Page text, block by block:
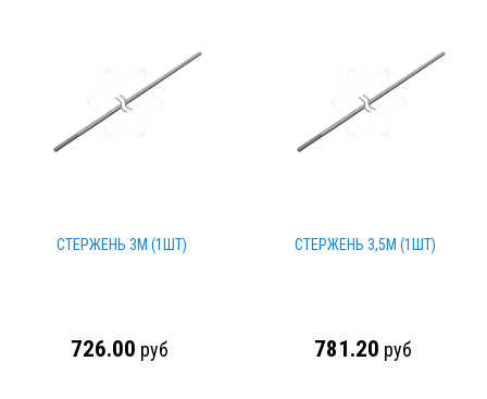
СТЕРЖЕНЬ 3М (1ШТ)
726.00 руб
СТЕРЖЕНЬ 3,5М (1ШТ)
781.20 руб